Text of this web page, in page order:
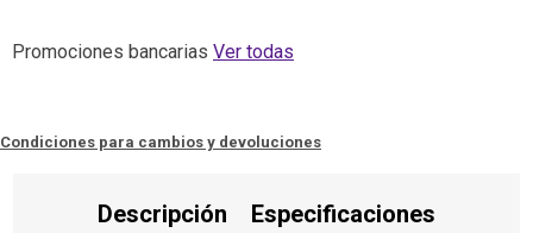
Promociones bancarias Ver todas
Condiciones para cambios y devoluciones
Descripción Especificaciones